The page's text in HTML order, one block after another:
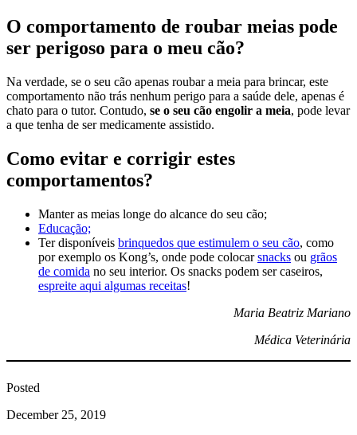
O comportamento de roubar meias pode
ser perigoso para o meu cão?
Na verdade, se o seu cão apenas roubar a meia para brincar, este
comportamento não trás nenhum perigo para a saúde dele, apenas é
chato para o tutor. Contudo, se o seu cão engolir a meia, pode levar
a que tenha de ser medicamente assistido.
Como evitar e corrigir estes
comportamentos?
Manter as meias longe do alcance do seu cão;
Educação;
Ter disponíveis brinquedos que estimulem o seu cão, como
por exemplo os Kong’s, onde pode colocarsnacks ou grãos
de comida no seu interior. Os snacks podem ser caseiros,
espreite aqui algumas receitas!
Maria Beatriz Mariano
Médica Veterinária
Posted
December 25, 2019